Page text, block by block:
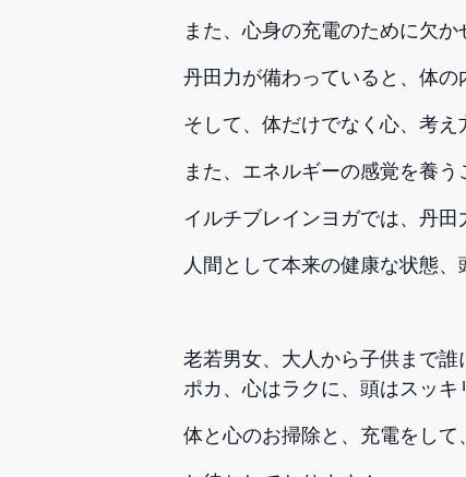
また、心身の充電のために欠
丹田力が備わっていると、体の
そして、体だけでなく心、考え
また、エネルギーの感覚を養
イルチブレインヨガでは、丹田
人間として本来の健康な状態
老若男女、大人から子供まで
ポカ、心はラクに、頭はスッキ
体と心のお掃除と、充電をし